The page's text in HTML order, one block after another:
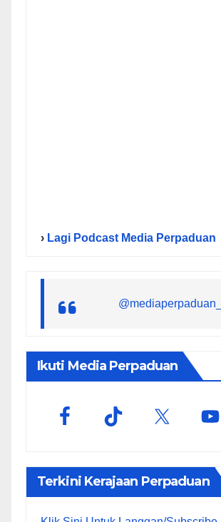
› Lagi Podcast Media Perpaduan
@mediaperpaduan_
Ikuti Media Perpaduan
Terkini Kerajaan Perpaduan